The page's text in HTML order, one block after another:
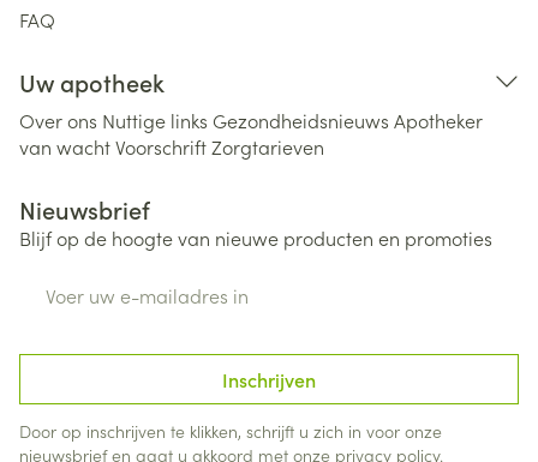
FAQ
Uw apotheek
Over ons Nuttige links Gezondheidsnieuws Apotheker
van wachtVoorschriftZorgtarieven
Nieuwsbrief
Blijf op de hoogte van nieuwe producten en promoties
Inschrijven
Door op inschrijven te klikken, schrijft u zich in voor onze
nieuwsbrief en gaat u akkoord met onze privacy policy.